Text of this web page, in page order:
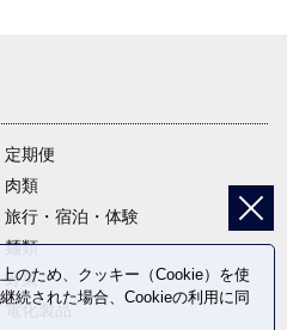
定期便
肉類
旅行・宿泊・体験
麺類
野菜
電化製品
のため、クッキー（Cookie）を使
続された場合、Cookieの利用に同